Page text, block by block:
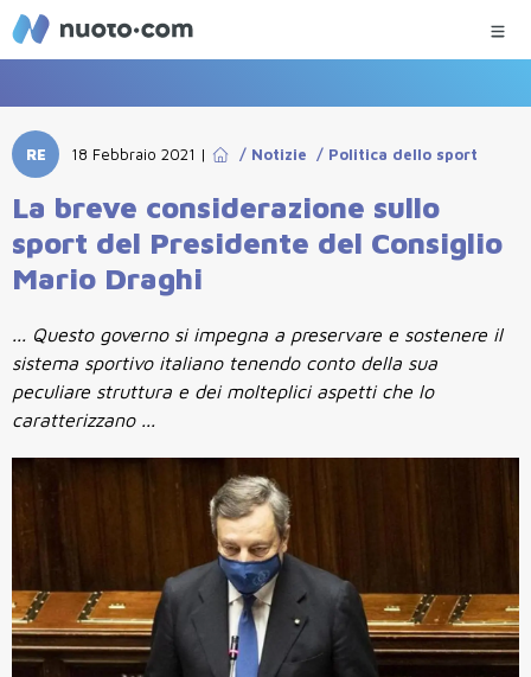
RE 18 Febbraio 2021 | / Notizie / Politica dello sport
La breve considerazione sullo
sport del Presidente del Consiglio
Mario Draghi
... Questo governo si impegna a preservare e sostenere il
sistema sportivo italiano tenendo conto della sua
peculiare struttura e dei molteplici aspetti che lo
caratterizzano ...